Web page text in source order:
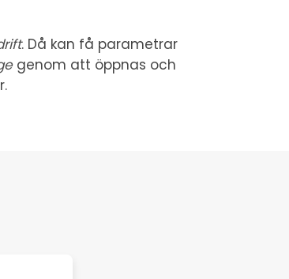
. Då kan få parametrar
genom att öppnas och